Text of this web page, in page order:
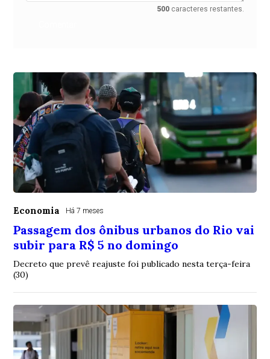
500 caracteres restantes.
Economia Há 7 meses
Passagem dos ônibus urbanos do Rio vai
subir para R$ 5 no domingo
Decreto que prevê reajuste foi publicado nesta terça-feira
(30)